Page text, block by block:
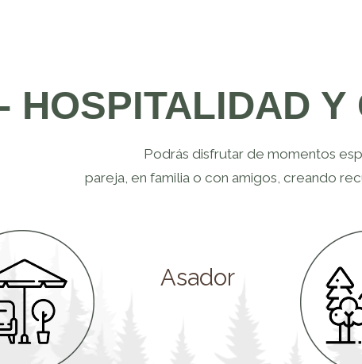
- HOSPITALIDAD Y
Podrás disfrutar de momentos
pareja, en familia o con amigos, creando
Asador